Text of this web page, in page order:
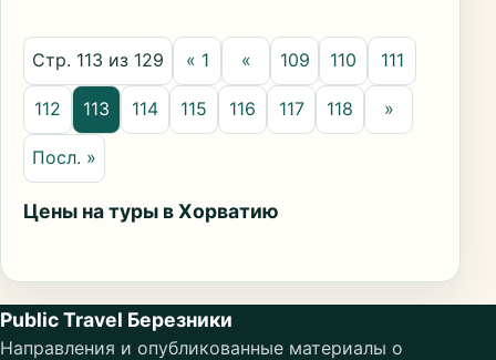
Стр. 113 из 129 « 1 « 109 110 111
112 113 114 115 116 117 118 »
Посл. »
Цены на туры в Хорватию
Public Travel Березники
Направления и опубликованные материалы о